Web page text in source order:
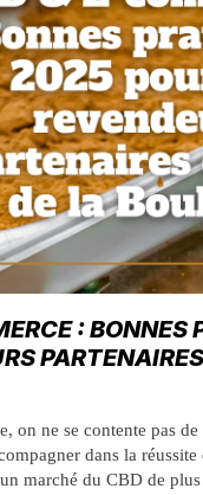
: BONNES
on ne se contente pas
dans la
marché du CBD de plus